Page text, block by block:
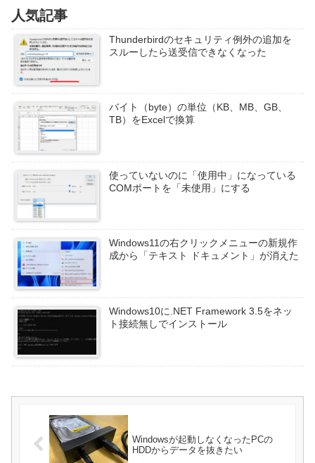
人気記事
Thunderbirdのセキュリティ例外の追加を
スルーしたら送受信できなくなった
バイト（byte）の単位（KB、MB、GB、
TB）をExcelで換算
使っていないのに「使用中」になっている
COMポートを「未使用」にする
Windows11の右クリックメニューの新規作
成から「テキスト ドキュメント」が消えた
Windows10に.NET Framework 3.5をネッ
ト接続無しでインストール
Windowsが起動しなくなったPCの
HDDからデータを抜きたい